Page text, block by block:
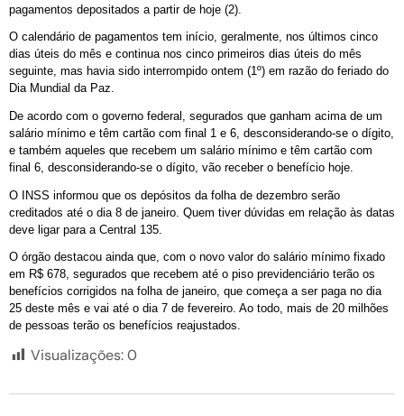
pagamentos depositados a partir de hoje (2).
O calendário de pagamentos tem início, geralmente, nos últimos cinco
dias úteis do mês e continua nos cinco primeiros dias úteis do mês
seguinte, mas havia sido interrompido ontem (1º) em razão do feriado do
Dia Mundial da Paz.
De acordo com o governo federal, segurados que ganham acima de um
salário mínimo e têm cartão com final 1 e 6, desconsiderando-se o dígito,
e também aqueles que recebem um salário mínimo e têm cartão com
final 6, desconsiderando-se o dígito, vão receber o benefício hoje.
O INSS informou que os depósitos da folha de dezembro serão
creditados até o dia 8 de janeiro. Quem tiver dúvidas em relação às datas
deve ligar para a Central 135.
O órgão destacou ainda que, com o novo valor do salário mínimo fixado
em R$ 678, segurados que recebem até o piso previdenciário terão os
benefícios corrigidos na folha de janeiro, que começa a ser paga no dia
25 deste mês e vai até o dia 7 de fevereiro. Ao todo, mais de 20 milhões
de pessoas terão os benefícios reajustados.
Visualizações:0